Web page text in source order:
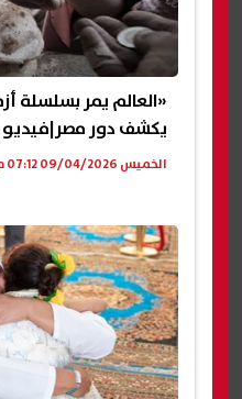
«العالم يمر بسلسلة
يكشف دور مصر|فيديو
الخميس 09/04/2026 07:12 م